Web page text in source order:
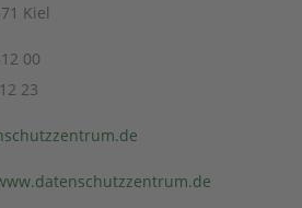
Kiel
00
23